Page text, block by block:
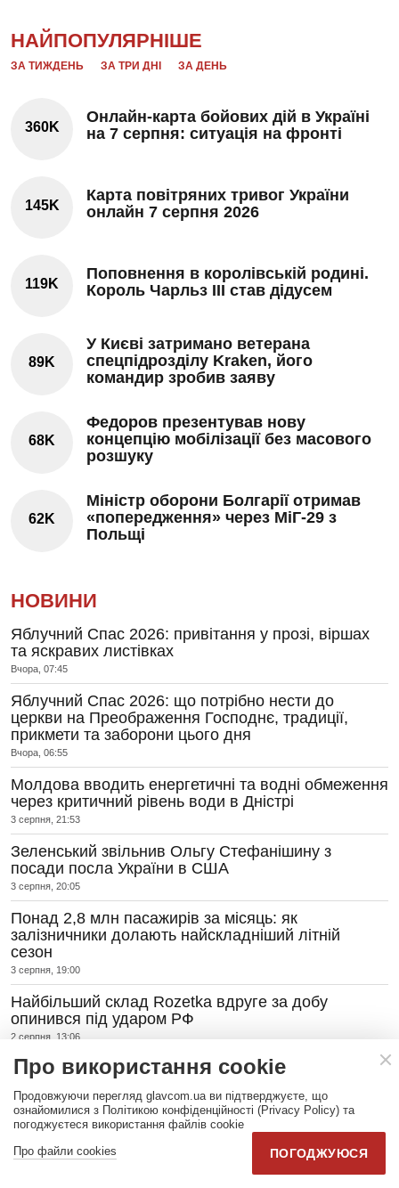
НАЙПОПУЛЯРНІШЕ
ЗА ТИЖДЕНЬ ЗА ТРИ ДНІ ЗА ДЕНЬ
360K
Онлайн-карта бойових дій в Україні
на 7 серпня: ситуація на фронті
145K
Карта повітряних тривог України
онлайн 7 серпня 2026
119K
Поповнення в королівській родині.
Король Чарльз III став дідусем
89K
У Києві затримано ветерана
спецпідрозділу Kraken, його
командир зробив заяву
68K
Федоров презентував нову
концепцію мобілізації без масового
розшуку
62K
Міністр оборони Болгарії отримав
«попередження» через МіГ-29 з
Польщі
НОВИНИ
Яблучний Спас 2026: привітання у прозі, віршах
та яскравих листівках
Вчора, 07:45
Яблучний Спас 2026: що потрібно нести до
церкви на Преображення Господнє, традиції,
прикмети та заборони цього дня
Вчора, 06:55
Молдова вводить енергетичні та водні обмеження
через критичний рівень води в Дністрі
3 серпня, 21:53
Зеленський звільнив Ольгу Стефанішину з
посади посла України в США
3 серпня, 20:05
Понад 2,8 млн пасажирів за місяць: як
залізничники долають найскладніший літній
сезон
3 серпня, 19:00
Найбільший склад Rozetka вдруге за добу
опинився під ударом РФ
2 серпня, 13:06
ПРЕС-РЕЛІЗИ
Хто грає в онлайн-казино і з
якою метою? Соціологи
Про використання cookie
Продовжуючи перегляд glavcom.ua ви підтверджуєте, що
ознайомилися з Політикою конфіденційності (Privacy Policy) та
погоджуєтеся використання файлів cookie
Про файли cookies
ПОГОДЖУЮСЯ